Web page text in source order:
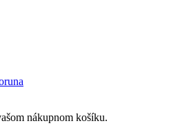
nákupnom košíku.